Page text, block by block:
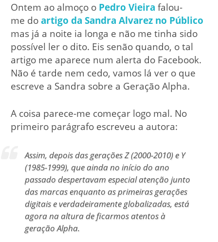
Ontem ao almoço o Pedro Vieira falou-
me doartigo da Sandra Alvarez no Público
mas já a noite ia longa e não me tinha sido
possível ler o dito. Eis senão quando, o tal
artigo me aparece num alerta do Facebook.
Não é tarde nem cedo, vamos lá ver o que
escreve a Sandra sobre a Geração Alpha.
A coisa parece-me começar logo mal. No
primeiro parágrafo escreveu a autora:
Assim, depois das gerações Z (2000-2010) e Y
(1985-1999), que ainda no início do ano
passado despertavam especial atenção junto
das marcas enquanto as primeiras gerações
digitais e verdadeiramente globalizadas, está
agora na altura de ficarmos atentos à
geração Alpha.